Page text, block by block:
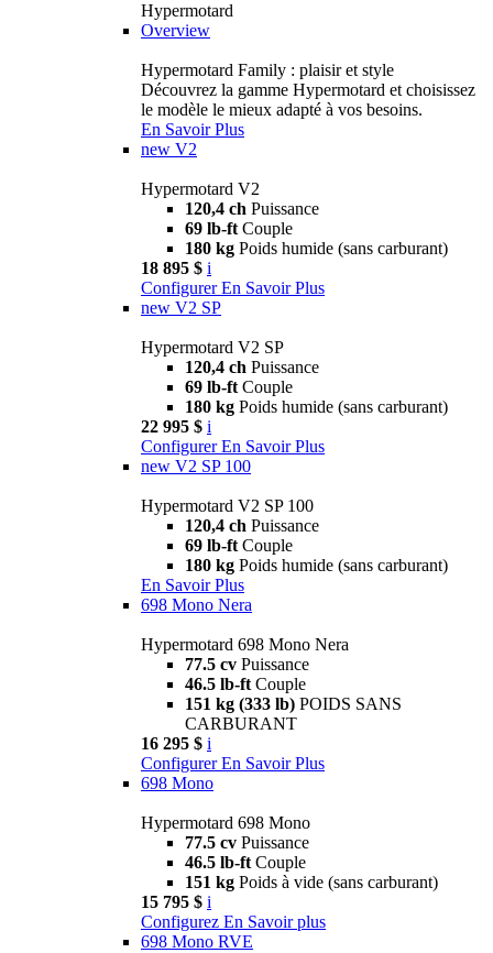
Hypermotard
Overview
Hypermotard Family : plaisir et style
Découvrez la gamme Hypermotard et choisissez
le modèle le mieux adapté à vos besoins.
En Savoir Plus
new V2
Hypermotard V2
120,4 ch Puissance
69 lb-ft Couple
180 kg Poids humide (sans carburant)
18 895 $ i
Configurer En Savoir Plus
new V2 SP
Hypermotard V2 SP
120,4 ch Puissance
69 lb-ft Couple
180 kg Poids humide (sans carburant)
22 995 $ i
Configurer En Savoir Plus
new V2 SP 100
Hypermotard V2 SP 100
120,4 ch Puissance
69 lb-ft Couple
180 kg Poids humide (sans carburant)
En Savoir Plus
698 Mono Nera
Hypermotard 698 Mono Nera
77.5 cv Puissance
46.5 lb-ft Couple
151 kg (333 lb) POIDS SANS
CARBURANT
16 295 $ i
Configurer En Savoir Plus
698 Mono
Hypermotard 698 Mono
77.5 cv Puissance
46.5 lb-ft Couple
151 kg Poids à vide (sans carburant)
15 795 $ i
Configurez En Savoir plus
698 Mono RVE